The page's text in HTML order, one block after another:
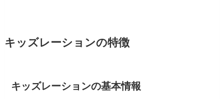
キッズレーションの特徴
キッズレーションの基本情報